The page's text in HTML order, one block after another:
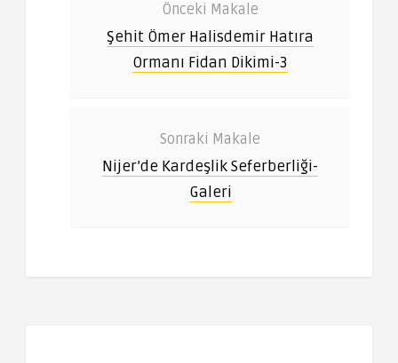
Önceki Makale
Şehit Ömer Halisdemir Hatıra
Ormanı Fidan Dikimi-3
Sonraki Makale
Nijer’de Kardeşlik Seferberliği-
Galeri